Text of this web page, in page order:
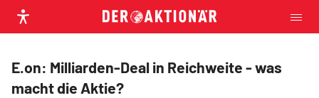
E.on: Milliarden-Deal in Reichweite - was
macht die Aktie?